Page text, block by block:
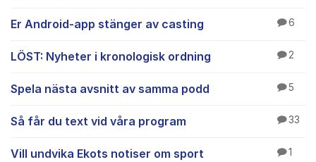
Er Android-app stänger av casting 6
LÖST: Nyheter i kronologisk ordning 2
Spela nästa avsnitt av samma podd 5
Så får du text vid våra program 33
Vill undvika Ekots notiser om sport 1